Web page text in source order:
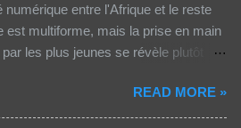
numérique entre l'Afrique et le reste
est multiforme, mais la prise en main
les plus jeunes se révèle plutôt
Un tiers (33%) de
dans la région Afrique (hors Etats
READ MORE »